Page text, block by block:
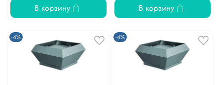
В корзину В корзину
-4% -4%